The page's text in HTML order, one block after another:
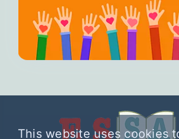
This website uses cookies